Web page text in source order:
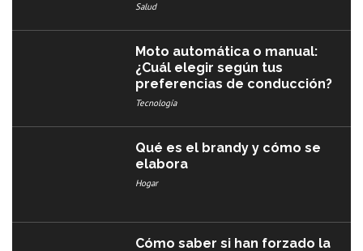
Salud
Moto automática o manual:
¿Cuál elegir según tus
preferencias de conducción?
Tecnología
Qué es el brandy y cómo se
elabora
Hogar
Cómo saber si han forzado la